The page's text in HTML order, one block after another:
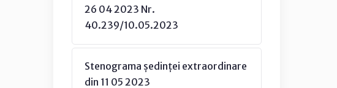
26 04 2023 Nr.
40.239/10.05.2023
Stenograma ședinței extraordinare
din 11 05 2023